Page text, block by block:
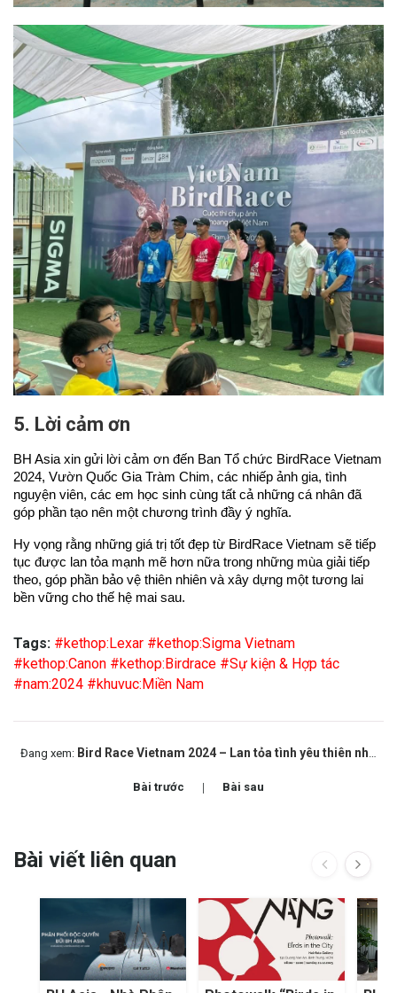
5. Lời cảm ơn
BH Asia xin gửi lời cảm ơn đến Ban Tổ chức BirdRace Vietnam
2024, Vườn Quốc Gia Tràm Chim, các nhiếp ảnh gia, tình
nguyện viên, các em học sinh cùng tất cả những cá nhân đã
góp phần tạo nên một chương trình đầy ý nghĩa.
Hy vọng rằng những giá trị tốt đẹp từ BirdRace Vietnam sẽ tiếp
tục được lan tỏa mạnh mẽ hơn nữa trong những mùa giải tiếp
theo, góp phần bảo vệ thiên nhiên và xây dựng một tương lai
bền vững cho thế hệ mai sau.
Tags: #kethop:Lexar #kethop:Sigma Vietnam
#kethop:Canon #kethop:Birdrace #Sự kiện & Hợp tác
#nam:2024 #khuvuc:Miền Nam
Đang xem: Bird Race Vietnam 2024 – Lan tỏa tình yêu thiên nhiên và giá trị cộng đồng
Bài trước Bài sau
Bài viết liên quan